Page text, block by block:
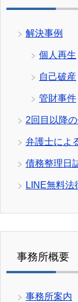
解決事例
個人再生
自己破産
管財事件
2回目以降
弁護士によ
債務整理日
LINE無料法
事務所概要
事務所案内